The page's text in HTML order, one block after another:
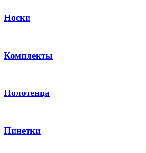
Носки
Комплекты
Полотенца
Пинетки